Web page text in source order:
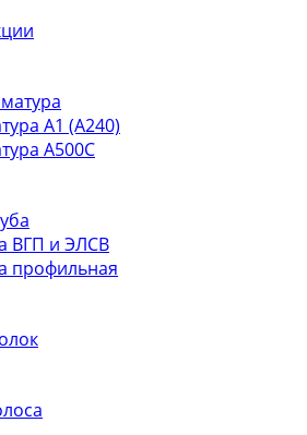
А1 (А240)
А500С
ВГП и ЭЛСВ
профильная